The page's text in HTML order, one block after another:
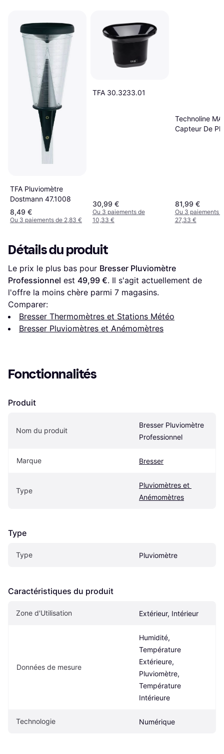
TFA Pluviomètre
Dostmann 47.1008
8,49 €
Ou 3 paiements de 2,83 €
TFA 30.3233.01
30,99 €
Ou 3 paiements de
10,33 €
Technoline
Capteur De
81,99 €
Ou 3 paiements
27,33 €
Détails du produit
Le prix le plus bas pour Bresser Pluviomètre
Professionnel est 49,99 €. Il s'agit actuellement de
l'offre la moins chère parmi 7 magasins.
Comparer:
Bresser Thermomètres et Stations Météo
Bresser Pluviomètres et Anémomètres
Fonctionnalités
Produit
Nom du produit
Bresser Pluviomètre
Professionnel
Marque Bresser
Type
Pluviomètres et
Anémomètres
Type
Type Pluviomètre
Caractéristiques du produit
Zone d'Utilisation Extérieur, Intérieur
Données de mesure
Humidité,
Température
Extérieure,
Pluviomètre,
Température
Intérieure
Technologie Numérique